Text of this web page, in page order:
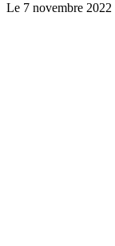
Le 7 novembre 2022